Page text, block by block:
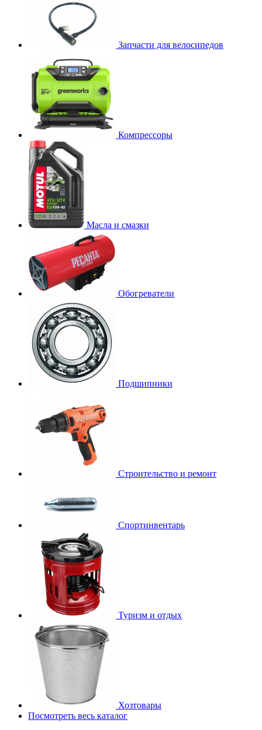
Запчасти для велосипедов
Компрессоры
Масла и смазки
Обогреватели
Подшипники
Строительство и ремонт
Спортинвентарь
Туризм и отдых
Хозтовары
Посмотреть весь каталог